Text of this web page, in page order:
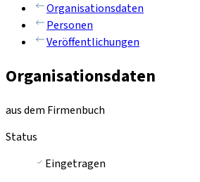
Organisationsdaten
Personen
Veröffentlichungen
Organisationsdaten
aus dem Firmenbuch
Status
Eingetragen